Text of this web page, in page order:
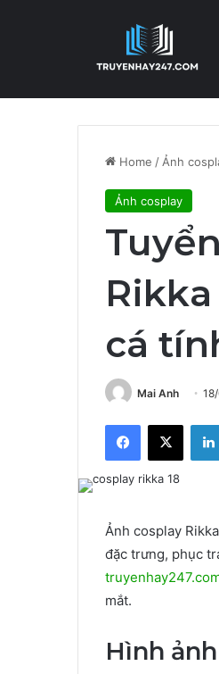
Home / Ảnh
Ảnh cosplay
cá
Mai Anh
Ảnh cosplay
đặc trưng, phục
mắt.
Hình